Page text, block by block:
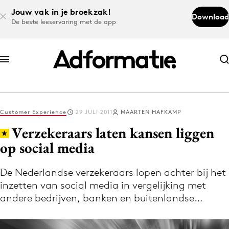
Jouw vak in je broekzak!
De beste leeservaring met de app
Download
Abonneer nu
Abonneer nu
Log in
Volg het laatste nieuws via de Adformatie
Nieuws app
Customer Experience 29 JULI 2011 MAARTEN HAFKAMP
Verzekeraars laten kansen liggen
op social media
De Nederlandse verzekeraars lopen achter bij het
inzetten van social media in vergelijking met
andere bedrijven, banken en buitenlandse…